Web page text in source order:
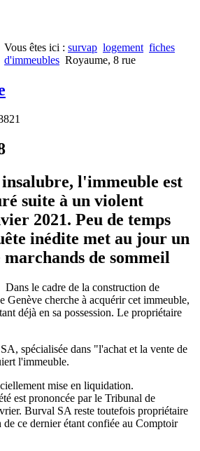
Vous êtes ici : survap logement fiches
d'immeubles Royaume, 8 rue
l'immeuble est
suite à un violent
2021. Peu de temps
inédite met au jour un
marchands de sommeil
Dans le cadre de la construction de
Genève cherche à acquérir cet immeuble,
déjà en sa possession. Le propriétaire
spécialisée dans "l'achat et la vente de
l'immeuble.
mise en liquidation.
est prononcée par le Tribunal de
Burval SA reste toutefois propriétaire
ce dernier étant confiée au Comptoir